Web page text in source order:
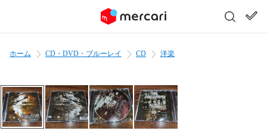
ホーム CD・DVD・ブルーレイ CD 洋楽